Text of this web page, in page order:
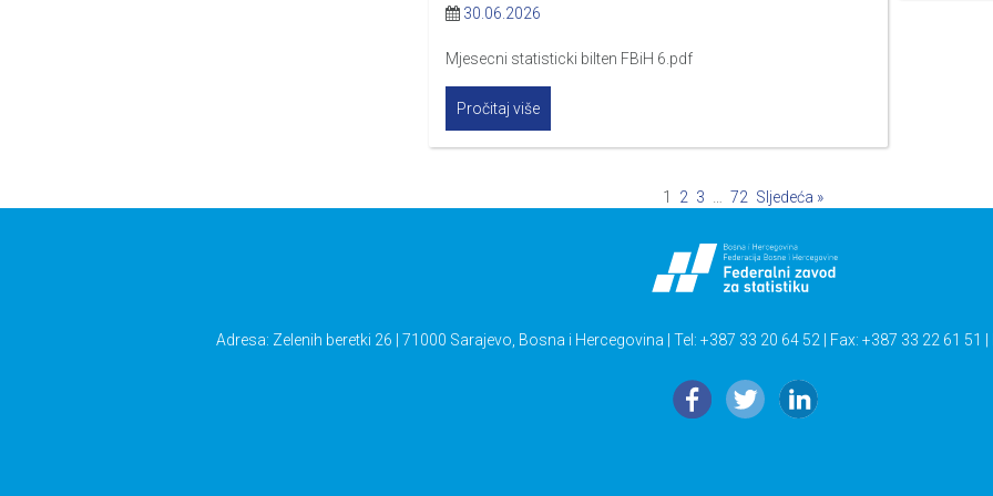
30.06.2026
Mjesecni statisticki bilten FBiH 6.pdf
Pročitaj više
1 2 3 … 72 Sljedeća »
Adresa: Zelenih beretki 26 | 71000 Sarajevo, Bosna i Hercegovina | Tel: +387 33 20 64 52 | Fax: +387 33 22 61 51 |